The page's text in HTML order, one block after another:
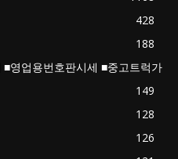
428
188
영업용번호판시세 ■중고트럭가
149
128
126